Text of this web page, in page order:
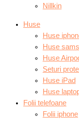
Nillkin
Huse
Huse
Huse
Huse
Seturi
Huse iPad
Huse
Folii telefoane
Folii iphone